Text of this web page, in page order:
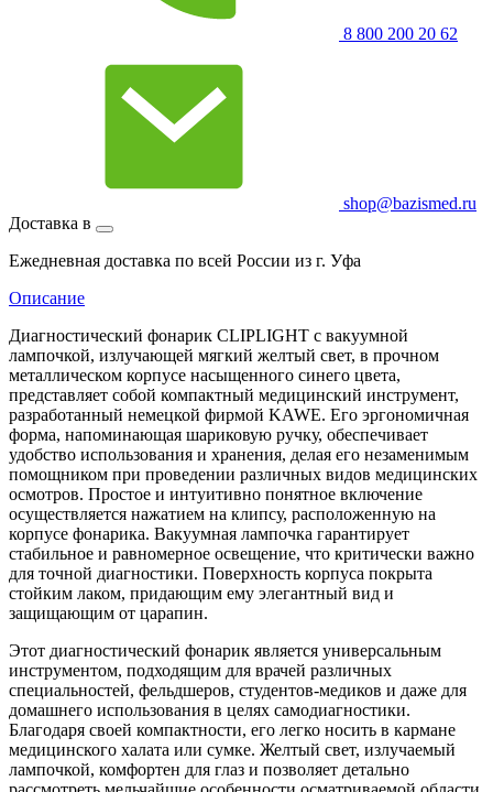
8 800 200 20 62
shop@bazismed.ru
Доставка в
Ежедневная доставка по всей России из г. Уфа
Описание
Диагностический фонарик CLIPLIGHT с вакуумной
лампочкой, излучающей мягкий желтый свет, в прочном
металлическом корпусе насыщенного синего цвета,
представляет собой компактный медицинский инструмент,
разработанный немецкой фирмой KAWE. Его эргономичная
форма, напоминающая шариковую ручку, обеспечивает
удобство использования и хранения, делая его незаменимым
помощником при проведении различных видов медицинских
осмотров. Простое и интуитивно понятное включение
осуществляется нажатием на клипсу, расположенную на
корпусе фонарика. Вакуумная лампочка гарантирует
стабильное и равномерное освещение, что критически важно
для точной диагностики. Поверхность корпуса покрыта
стойким лаком, придающим ему элегантный вид и
защищающим от царапин.
Этот диагностический фонарик является универсальным
инструментом, подходящим для врачей различных
специальностей, фельдшеров, студентов-медиков и даже для
домашнего использования в целях самодиагностики.
Благодаря своей компактности, его легко носить в кармане
медицинского халата или сумке. Желтый свет, излучаемый
лампочкой, комфортен для глаз и позволяет детально